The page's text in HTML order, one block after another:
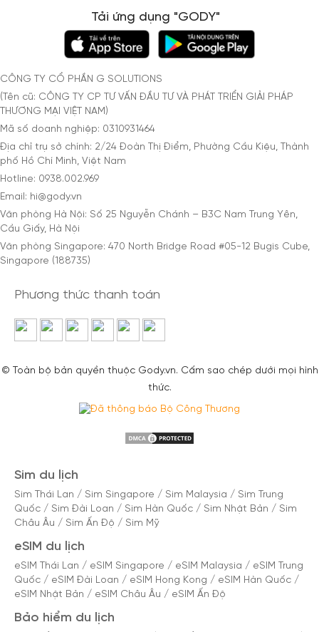
Tải ứng dụng "GODY"
CÔNG TY CỔ PHẦN G SOLUTIONS
(Tên cũ: CÔNG TY CP TƯ VẤN ĐẦU TƯ VÀ PHÁT TRIỂN GIẢI PHÁP
THƯƠNG MẠI VIỆT NAM)
Mã số doanh nghiệp: 0310931464
Địa chỉ trụ sở chính: 2/24 Đoàn Thị Điểm, Phường Cầu Kiệu, Thành
phố Hồ Chí Minh, Việt Nam
Hotline: 0938.002.969
Email: hi@gody.vn
Văn phòng Hà Nội: Số 25 Nguyễn Chánh – B3C Nam Trung Yên,
Cầu Giấy, Hà Nội
Văn phòng Singapore: 470 North Bridge Road #05-12 Bugis Cube,
Singapore (188735)
Phương thức thanh toán
© Toàn bộ bản quyền thuộc Gody.vn. Cấm sao chép dưới mọi hình
thức.
Sim du lịch
Sim Thái Lan / Sim Singapore / Sim Malaysia / Sim Trung
Quốc / Sim Đài Loan / Sim Hàn Quốc / Sim Nhật Bản / Sim
Châu Âu / Sim Ấn Độ / Sim Mỹ
eSIM du lịch
eSIM Thái Lan / eSIM Singapore / eSIM Malaysia / eSIM Trung
Quốc / eSIM Đài Loan / eSIM Hong Kong / eSIM Hàn Quốc /
eSIM Nhật Bản / eSIM Châu Âu / eSIM Ấn Độ
Bảo hiểm du lịch